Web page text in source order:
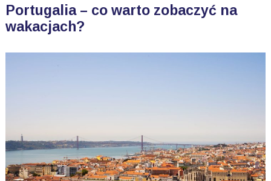
Portugalia – co warto zobaczyć na
wakacjach?